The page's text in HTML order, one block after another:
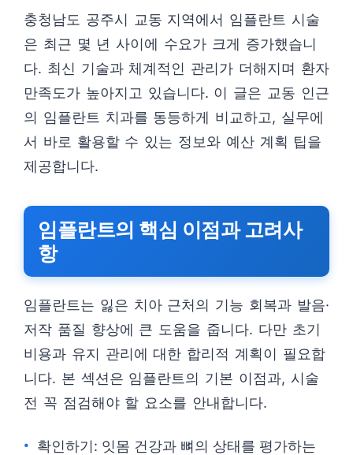
충청남도 공주시 교동 지역에서 임플란트 시술
은 최근 몇 년 사이에 수요가 크게 증가했습니
다. 최신 기술과 체계적인 관리가 더해지며 환자
만족도가 높아지고 있습니다. 이 글은 교동 인근
의 임플란트 치과를 동등하게 비교하고, 실무에
서 바로 활용할 수 있는 정보와 예산 계획 팁을
제공합니다.
임플란트의 핵심 이점과 고려사
항
임플란트는 잃은 치아 근처의 기능 회복과 발음·
저작 품질 향상에 큰 도움을 줍니다. 다만 초기
비용과 유지 관리에 대한 합리적 계획이 필요합
니다. 본 섹션은 임플란트의 기본 이점과, 시술
전 꼭 점검해야 할 요소를 안내합니다.
확인하기: 잇몸 건강과 뼈의 상태를 평가하는